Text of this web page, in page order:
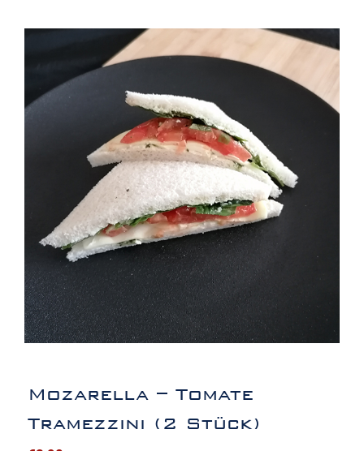
Mozarella – Tomate Tramezzini (2 Stück)
Mozarella – Tomate
Tramezzini (2 Stück)